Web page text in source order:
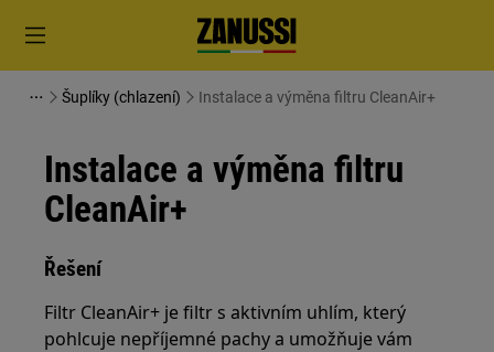
Šuplíky (chlazení) Instalace a výměna filtru CleanAir+
Instalace a výměna filtru
CleanAir+
Řešení
Filtr CleanAir+ je filtr s aktivním uhlím, který
pohlcuje nepříjemné pachy a umožňuje vám